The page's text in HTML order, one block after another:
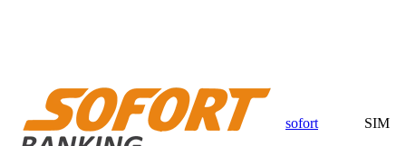
sofort SIM